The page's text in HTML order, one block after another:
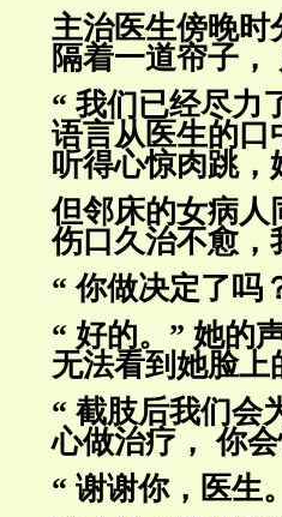
主治医生傍晚时
隔着一道帘子
“ 我们已经尽力
语言从医生的口
听得心惊肉跳，
但邻床的女病人
伤口久治不愈，
“ 你做决定了吗
“ 好的。” 她的
无法看到她脸上
“ 截肢后我们会
心做治疗， 你
“ 谢谢你，医生